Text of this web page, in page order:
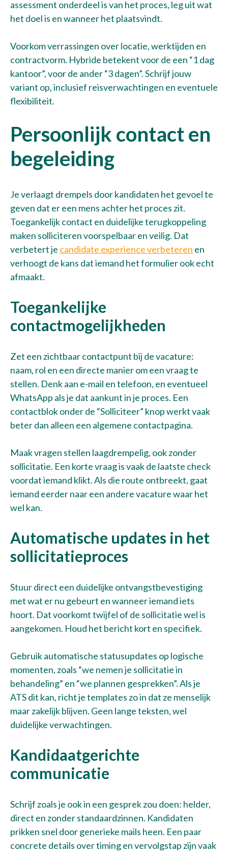
Talentwave Solution
Pronkstukken
Kennisbank
Over ons
Contact
Maak een afspraak
assessment onderdeel is van het proces, leg uit wat
het doel is en wanneer het plaatsvindt.
Voorkom verrassingen over locatie, werktijden en
contractvorm. Hybride betekent voor de een “1 dag
kantoor”, voor de ander “3 dagen”. Schrijf jouw
variant op, inclusief reisverwachtingen en eventuele
flexibiliteit.
Persoonlijk contact en
begeleiding
Je verlaagt drempels door kandidaten het gevoel te
geven dat er een mens achter het proces zit.
Toegankelijk contact en duidelijke terugkoppeling
maken solliciteren voorspelbaar en veilig. Dat
verbetert je candidate experience verbeteren en
verhoogt de kans dat iemand het formulier ook echt
afmaakt.
Toegankelijke
contactmogelijkheden
Zet een zichtbaar contactpunt bij de vacature:
naam, rol en een directe manier om een vraag te
stellen. Denk aan e-mail en telefoon, en eventueel
WhatsApp als je dat aankunt in je proces. Een
contactblok onder de “Solliciteer” knop werkt vaak
beter dan alleen een algemene contactpagina.
Maak vragen stellen laagdrempelig, ook zonder
sollicitatie. Een korte vraag is vaak de laatste check
voordat iemand klikt. Als die route ontbreekt, gaat
iemand eerder naar een andere vacature waar het
wel kan.
Automatische updates in het
sollicitatieproces
Stuur direct een duidelijke ontvangstbevestiging
met wat er nu gebeurt en wanneer iemand iets
hoort. Dat voorkomt twijfel of de sollicitatie wel is
aangekomen. Houd het bericht kort en specifiek.
Gebruik automatische statusupdates op logische
momenten, zoals “we nemen je sollicitatie in
behandeling” en “we plannen gesprekken”. Als je
ATS dit kan, richt je templates zo in dat ze menselijk
maar zakelijk blijven. Geen lange teksten, wel
duidelijke verwachtingen.
Kandidaatgerichte
communicatie
Schrijf zoals je ook in een gesprek zou doen: helder,
direct en zonder standaardzinnen. Kandidaten
prikken snel door generieke mails heen. Een paar
concrete details over timing en vervolgstap zijn vaak